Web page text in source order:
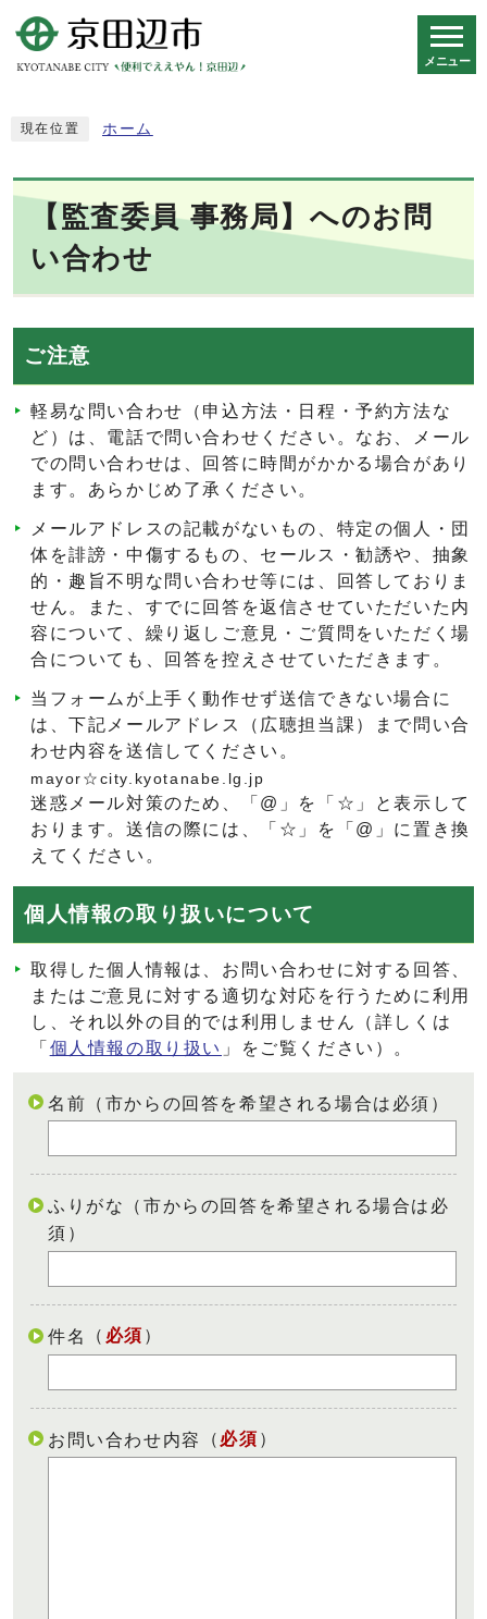
メニュー
現在位置 ホーム
【監査委員 事務局】へのお問
い合わせ
ご注意
軽易な問い合わせ（申込方法・日程・予約方法な
ど）は、電話で問い合わせください。なお、メール
での問い合わせは、回答に時間がかかる場合があり
ます。あらかじめ了承ください。
メールアドレスの記載がないもの、特定の個人・団
体を誹謗・中傷するもの、セールス・勧誘や、抽象
的・趣旨不明な問い合わせ等には、回答しておりま
せん。また、すでに回答を返信させていただいた内
容について、繰り返しご意見・ご質問をいただく場
合についても、回答を控えさせていただきます。
当フォームが上手く動作せず送信できない場合に
は、下記メールアドレス（広聴担当課）まで問い合
わせ内容を送信してください。
mayor☆city.kyotanabe.lg.jp
迷惑メール対策のため、「@」を「☆」と表示して
おります。送信の際には、「☆」を「@」に置き換
えてください。
個人情報の取り扱いについて
取得した個人情報は、お問い合わせに対する回答、
またはご意見に対する適切な対応を行うために利用
し、それ以外の目的では利用しません（詳しくは
「 個人情報の取り扱い 」をご覧ください）。
名前（市からの回答を希望される場合は必須）
ふりがな（市からの回答を希望される場合は必
須）
件名 （ 必須 ）
お問い合わせ内容 （ 必須 ）